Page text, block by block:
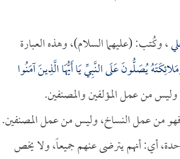
، وكُتب: (عليهما السلام)، وهذه العبارة
يُصَلُّونَ عَلَى النَّبِيِّ يَا أَيُّهَا الَّذِينَ آمَنُوا
من عمل النساخ، وليس من عمل المصنفين.
أي: أنهم يترضى عنهم جميعاً، ولا يخص